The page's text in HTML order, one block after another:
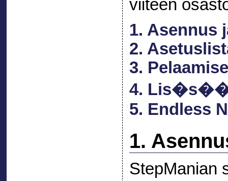
viiteen
1. Asennus
2.
3.
4.
5. Endless
1.
StepManian